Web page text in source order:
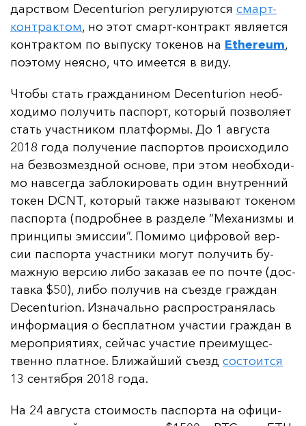
дарс­твом Decenturion ре­гу­ли­ру­ют­ся смарт-
кон­трак­том, но этот смарт-кон­тракт яв­ля­ет­ся
кон­трак­том по вы­пус­ку то­ке­нов на Ethereum,
по­это­му не­яс­но, что име­ет­ся в ви­ду.
Что­бы стать граж­да­ни­ном Decenturion не­об­
хо­ди­мо по­лу­чить пас­порт, ко­то­рый поз­во­ля­ет
стать учас­тни­ком плат­фор­мы. До 1 ав­гус­та
2018 го­да по­лу­че­ние пас­пор­тов про­ис­хо­ди­ло
на без­воз­мез­дной ос­но­ве, при этом не­об­хо­ди­
мо нав­сег­да заб­ло­ки­ро­вать один внут­рен­ний
то­кен DCNT, ко­то­рый так­же на­зы­ва­ют то­ке­ном
пас­пор­та (под­роб­нее в раз­де­ле “Ме­ха­низ­мы и
прин­ци­пы эмис­сии”. По­ми­мо циф­ро­вой вер­
сии пас­пор­та учас­тни­ки мо­гут по­лу­чить бу­
маж­ную вер­сию ли­бо за­ка­зав ее по поч­те (дос­
тав­ка $50), ли­бо по­лу­чив на съ­ез­де граж­дан
Decenturion. Из­на­чаль­но рас­прос­тра­ня­лась
ин­фор­ма­ция о бес­плат­ном учас­тии граж­дан в
ме­роп­ри­яти­ях, сей­час учас­тие пре­иму­щес­
твен­но плат­ное. Бли­жай­ший съ­езд сос­то­ит­ся
13 сен­тяб­ря 2018 го­да.
На 24 ав­гус­та сто­имость пас­пор­та на офи­ци­